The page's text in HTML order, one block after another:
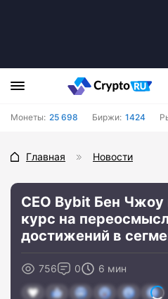
Монеты: 25 698 Биржи: 1424
Главная Новости
CEO Bybit Бен
курс на
достижений в
756 0 6 мин